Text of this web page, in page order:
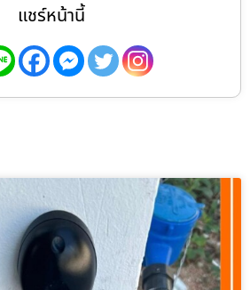
แชร์หน้านี้